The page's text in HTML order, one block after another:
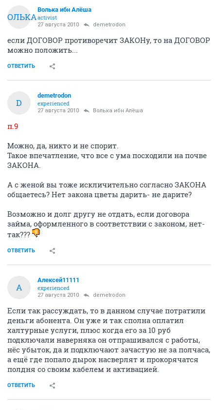
ВОЛЬКА
Волька ибн Алёша
activist
27 августа 2010 demetrodon
если ДОГОВОР противоречит ЗАКОНу, то на ДОГОВОР
можно положить...
ОТВЕТИТЬ
D
demetrodon
experienced
27 августа 2010 Волька ибн Алёша
п.9
Можно, да, никто и не спорит.
Такое впечатление, что все с ума посходили на почве
ЗАКОНА.
А с женой вы тоже искличительно согласно ЗАКОНА
общаетесь? Нет закона цветы дарить- не дарите?
Возможно и долг другу не отдать, если договора
займа, оформленного в соответствии с законом, нет-
так???
ОТВЕТИТЬ
А
Алексей11111
experienced
27 августа 2010 demetrodon
Если так рассуждать, то в данном случае потратили
деньги абонента. Он уже и так сполна оплатил
халтурные услуги, плюс когда его за 10 руб
подключали наверняка он отпрашивался с работы,
нёс убыток, да и подключают зачастую не за полчаса,
а ещё где попало дырок насверлят и прокорячатся
полдня со своим кабелем и активацией.
ОТВЕТИТЬ